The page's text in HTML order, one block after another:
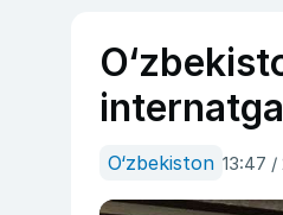
O‘zbekiston 13:47 /